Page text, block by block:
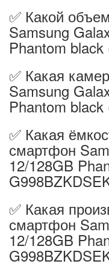
✅ Какой
Samsung
Phantom
✅ Какая
Samsung
Phantom
✅ Какая
смартфон
12/128GB
✅ Какая
смартфон
12/128GB